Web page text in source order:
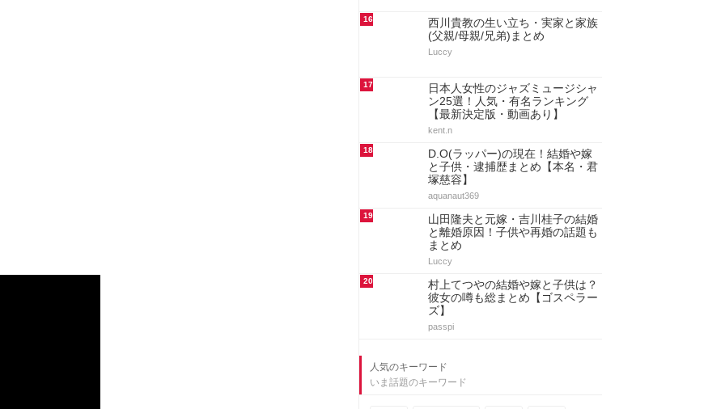
16
西川貴教の生い立ち・実家と家族
(父親/母親/兄弟)まとめ
Luccy
17
日本人女性のジャズミュージシャ
ン25選！人気・有名ランキング
【最新決定版・動画あり】
kent.n
18
D.O(ラッパー)の現在！結婚や嫁
と子供・逮捕歴まとめ【本名・君
塚慈容】
aquanaut369
19
山田隆夫と元嫁・吉川桂子の結婚
と離婚原因！子供や再婚の話題も
まとめ
Luccy
20
村上てつやの結婚や嫁と子供は？
彼女の噂も総まとめ【ゴスペラー
ズ】
passpi
人気のキーワード
いま話題のキーワード